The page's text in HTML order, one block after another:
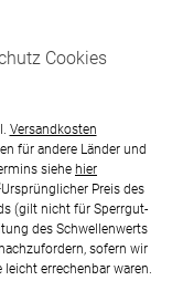
Cookies
Versandkosten
für andere Länder und
siehe hier
Ursprünglicher Preis des
(gilt nicht für Sperrgut-
des Schwellenwerts
sofern wir
errechenbar waren.